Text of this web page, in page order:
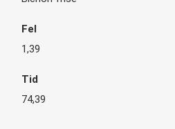
1,39
74,39